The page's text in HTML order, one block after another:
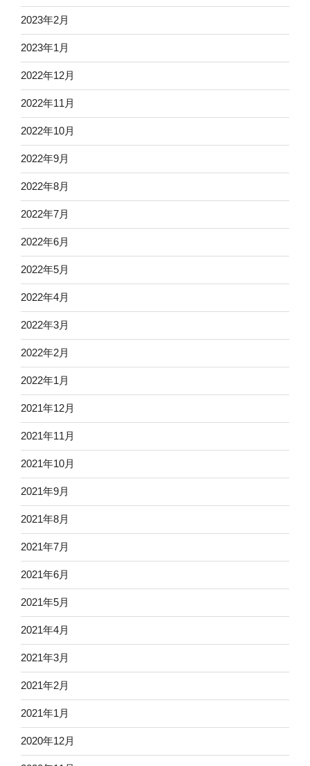
2023年2月
2023年1月
2022年12月
2022年11月
2022年10月
2022年9月
2022年8月
2022年7月
2022年6月
2022年5月
2022年4月
2022年3月
2022年2月
2022年1月
2021年12月
2021年11月
2021年10月
2021年9月
2021年8月
2021年7月
2021年6月
2021年5月
2021年4月
2021年3月
2021年2月
2021年1月
2020年12月